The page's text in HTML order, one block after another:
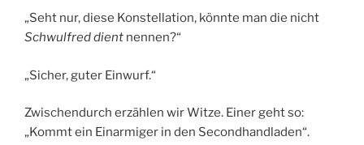
„Seht nur, diese Konstellation, könnte man die nicht
Schwulfred dient nennen?“
„Sicher, guter Einwurf.“
Zwischendurch erzählen wir Witze. Einer geht so:
„Kommt ein Einarmiger in den Secondhandladen“.